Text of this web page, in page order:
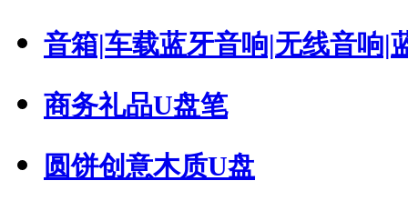
音箱|车载蓝牙音响|无线音响|
商务礼品U盘笔
圆饼创意木质U盘